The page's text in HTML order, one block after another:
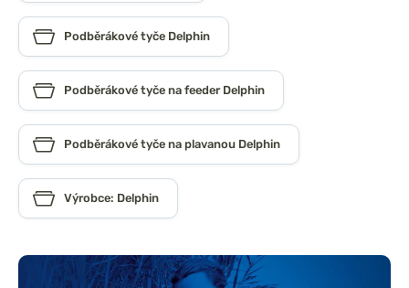
Podběrákové tyče Delphin
Podběrákové tyče na feeder Delphin
Podběrákové tyče na plavanou Delphin
Výrobce: Delphin